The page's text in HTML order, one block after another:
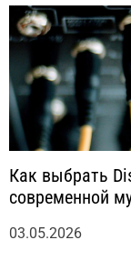
Как выбрать
современной
03.05.2026